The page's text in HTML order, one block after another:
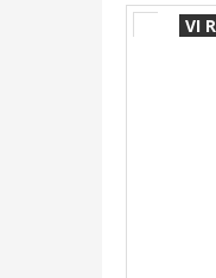
VI